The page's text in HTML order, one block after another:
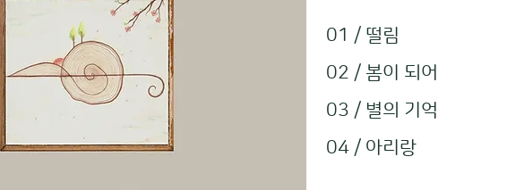
01 / 떨림
02 / 봄이 되어
03 / 별의 기억
04 / 아리랑